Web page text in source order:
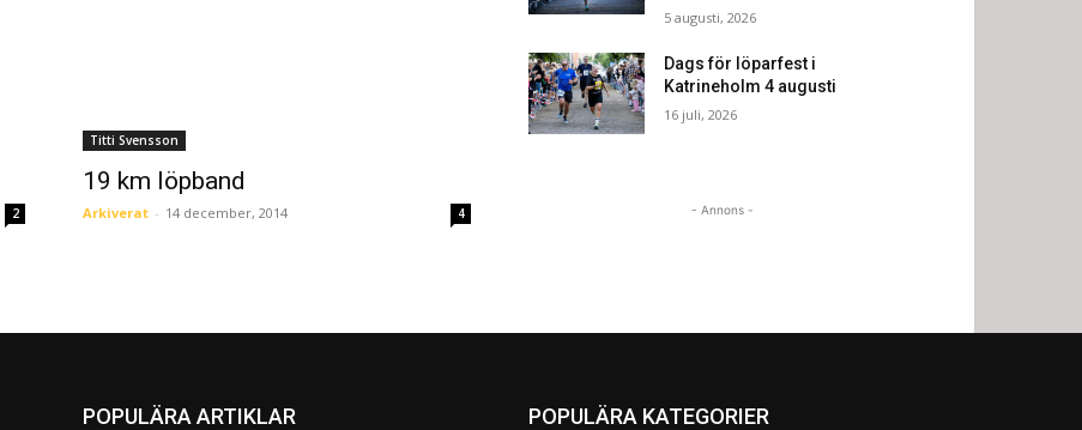
2
Titti Svensson
19 km löpband
Arkiverat - 14 december, 2014 4
5 augusti, 2026
Dags för löparfest i
Katrineholm 4 augusti
16 juli, 2026
- Annons -
POPULÄRA ARTIKLAR POPULÄRA KATEGORIER